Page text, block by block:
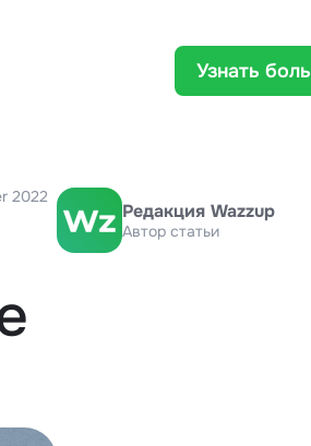
Узнать
2022
Редакция Wazzup
Автор статьи